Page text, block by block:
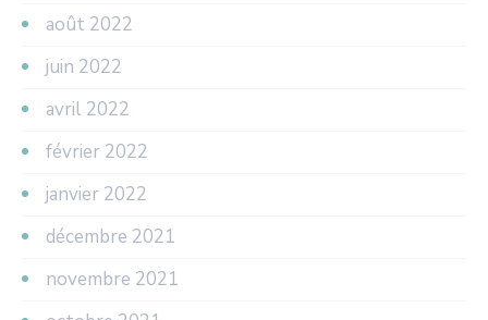
août 2022
juin 2022
avril 2022
février 2022
janvier 2022
décembre 2021
novembre 2021